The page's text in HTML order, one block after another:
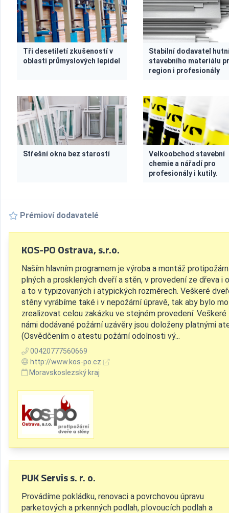
Tři desetiletí zkušeností v
oblasti průmyslových lepidel
Stabilní dodavatel
stavebního materiálu
region i profesionály
Střešní okna bez starostí
Velkoobchod stavební
chemie a nářadí pro
profesionály i kutily.
Prémioví dodavatelé
KOS-PO Ostrava, s.r.o.
Naším hlavním programem je výroba a montáž
plných a prosklených dveří a stěn, v provedení ze dřeva i
a to v typizovaných i atypických rozměrech. Veškeré
stěny vyrábíme také i v nepožární úpravě, tak aby bylo
zrealizovat celou zakázku ve stejném provedení. Veškeré
námi dodávané požární uzávěry jsou doloženy platnými
(Osvědčením o atestu požární odolnosti vý...
00420777560669
http://www.kos-po.cz
Moravskoslezský kraj
PUK Servis s. r. o.
Provádíme pokládku, renovaci a povrchovou úpravu
parketových a prkenných podlah, plovoucích podlah a